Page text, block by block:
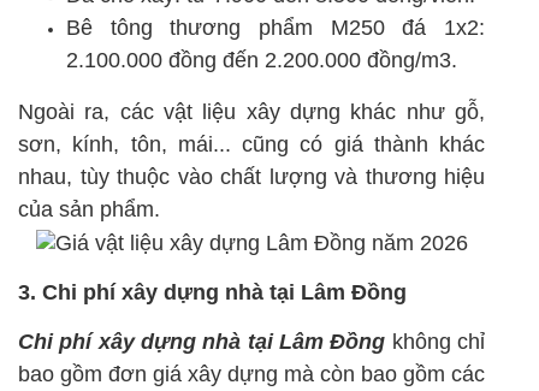
Bê tông thương phẩm M250 đá 1x2:
2.100.000 đồng đến 2.200.000 đồng/m3.
Ngoài ra, các vật liệu xây dựng khác như gỗ,
sơn, kính, tôn, mái... cũng có giá thành khác
nhau, tùy thuộc vào chất lượng và thương hiệu
của sản phẩm.
3. Chi phí xây dựng nhà tại Lâm Đồng
Chi phí xây dựng nhà tại Lâm Đồng không chỉ
bao gồm đơn giá xây dựng mà còn bao gồm các